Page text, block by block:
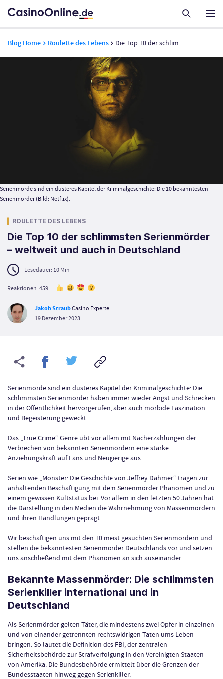
Blog Home Roulette des Lebens Die Top 10 der schlimmsten Serienmörder – weltweit und auch in Deutschland
Serienmorde sind ein düsteres Kapitel der Kriminalgeschichte: Die 10 bekanntesten
Serienmörder (Bild: Netflix).
ROULETTE DES LEBENS
Die Top 10 der schlimmsten Serienmörder
– weltweit und auch in Deutschland
Lesedauer: 10Min
Reaktionen: 459
Jakob StraubCasino Experte
19 Dezember 2023
Serienmorde sind ein düsteres Kapitel der Kriminalgeschichte: Die
schlimmsten Serienmörder haben immer wieder Angst und Schrecken
in der Öffentlichkeit hervorgerufen, aber auch morbide Faszination
und Begeisterung geweckt.
Das „True Crime“ Genre übt vor allem mit Nacherzählungen der
Verbrechen von bekannten Serienmördern eine starke
Anziehungskraft auf Fans und Neugierige aus.
Serien wie „Monster: Die Geschichte von Jeffrey Dahmer“ tragen zur
anhaltenden Beschäftigung mit dem Serienmörder Phänomen und zu
einem gewissen Kultstatus bei. Vor allem in den letzten 50 Jahren hat
die Darstellung in den Medien die Wahrnehmung von Massenmördern
und ihren Handlungen geprägt.
Wir beschäftigen uns mit den 10 meist gesuchten Serienmördern und
stellen die bekanntesten Serienmörder Deutschlands vor und setzen
uns anschließend mit dem Phänomen an sich auseinander.
Bekannte Massenmörder: Die schlimmsten
Serienkiller international und in
Deutschland
Als Serienmörder gelten Täter, die mindestens zwei Opfer in einzelnen
und von einander getrennten rechtswidrigen Taten ums Leben
bringen. So lautet die Definition des FBI, der zentralen
Sicherheitsbehörde zur Strafverfolgung in den Vereinigten Staaten
von Amerika. Die Bundesbehörde ermittelt über die Grenzen der
Bundesstaaten hinweg gegen Serienkiller.